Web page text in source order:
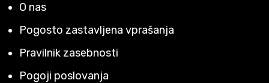
O nas
Pogosto zastavljena vprašanja
Pravilnik zasebnosti
Pogoji poslovanja